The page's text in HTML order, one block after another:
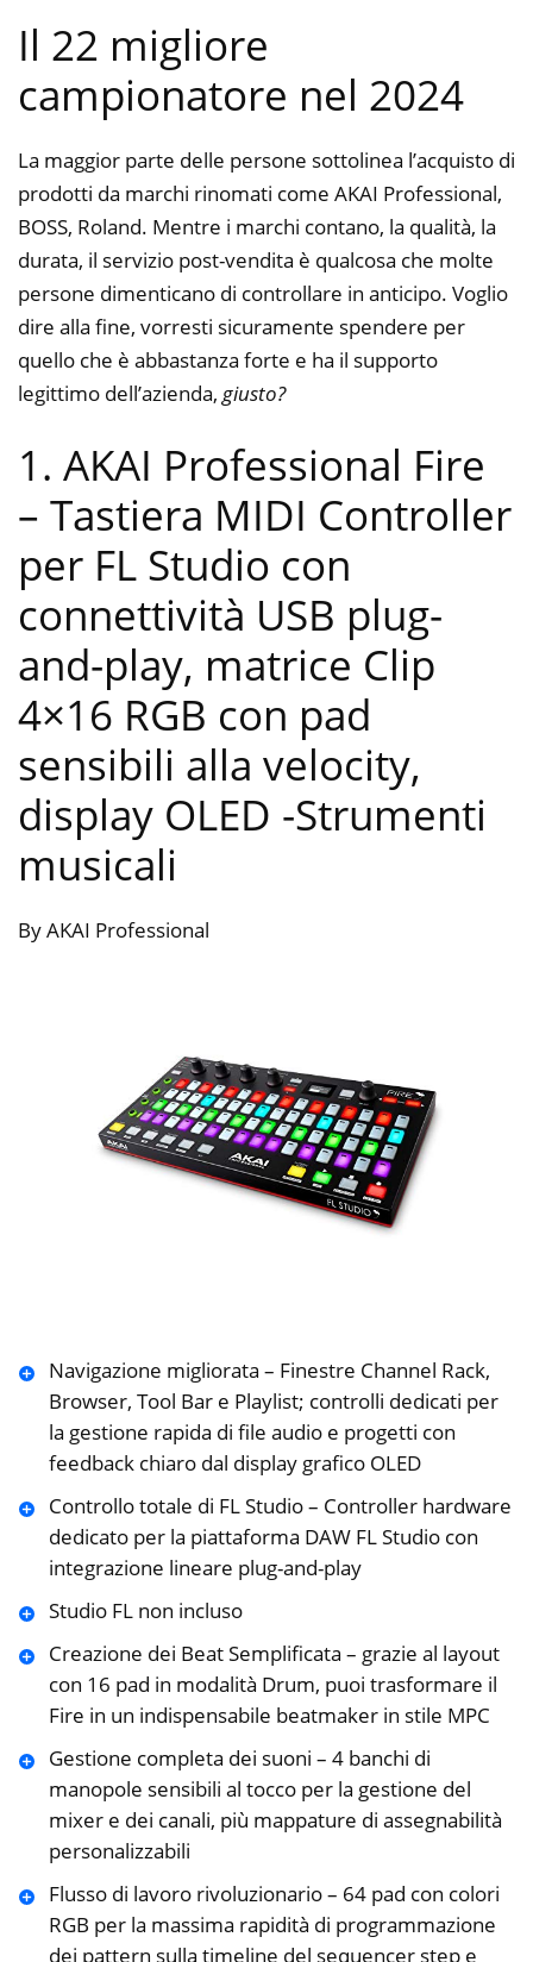
Il 22 migliore
campionatore nel 2024
La maggior parte delle persone sottolinea l’acquisto di
prodotti da marchi rinomati come AKAI Professional,
BOSS, Roland. Mentre i marchi contano, la qualità, la
durata, il servizio post-vendita è qualcosa che molte
persone dimenticano di controllare in anticipo. Voglio
dire alla fine, vorresti sicuramente spendere per
quello che è abbastanza forte e ha il supporto
legittimo dell’azienda, giusto?
1. AKAI Professional Fire
– Tastiera MIDI Controller
per FL Studio con
connettività USB plug-
and-play, matrice Clip
4×16 RGB con pad
sensibili alla velocity,
display OLED -Strumenti
musicali
By AKAI Professional
Navigazione migliorata – Finestre Channel Rack,
Browser, Tool Bar e Playlist; controlli dedicati per
la gestione rapida di file audio e progetti con
feedback chiaro dal display grafico OLED
Controllo totale di FL Studio – Controller hardware
dedicato per la piattaforma DAW FL Studio con
integrazione lineare plug-and-play
Studio FL non incluso
Creazione dei Beat Semplificata – grazie al layout
con 16 pad in modalità Drum, puoi trasformare il
Fire in un indispensabile beatmaker in stile MPC
Gestione completa dei suoni – 4 banchi di
manopole sensibili al tocco per la gestione del
mixer e dei canali, più mappature di assegnabilità
personalizzabili
Flusso di lavoro rivoluzionario – 64 pad con colori
RGB per la massima rapidità di programmazione
dei pattern sulla timeline del sequencer step e